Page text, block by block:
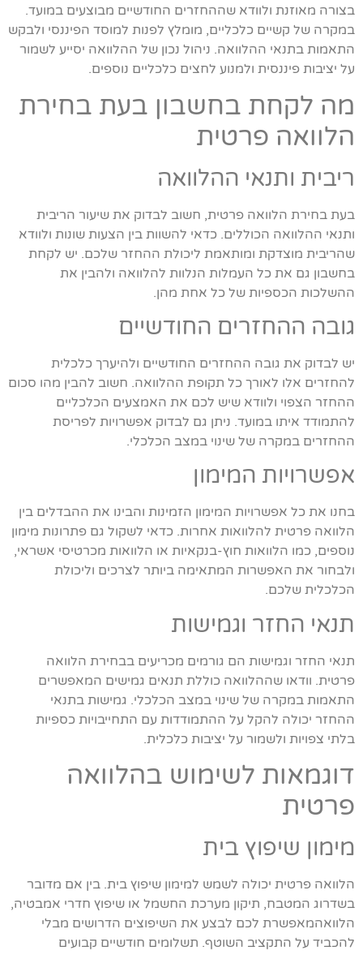
בצורה מאוזנת ולוודא שההחזרים החודשיים מבוצעים במועד.
במקרה של קשיים כלכליים, מומלץ לפנות למוסד הפיננסי ולבקש
התאמות בתנאי ההלוואה. ניהול נכון של ההלוואה יסייע לשמור
על יציבות פיננסית ולמנוע לחצים כלכליים נוספים.
מה לקחת בחשבון בעת בחירת
הלוואה פרטית
ריבית ותנאי ההלוואה
בעת בחירת הלוואה פרטית, חשוב לבדוק את שיעור הריבית
ותנאי ההלוואה הכוללים. כדאי להשוות בין הצעות שונות ולוודא
שהריבית מוצדקת ומותאמת ליכולת ההחזר שלכם. יש לקחת
בחשבון גם את כל העמלות הנלוות להלוואה ולהבין את
ההשלכות הכספיות של כל אחת מהן.
גובה ההחזרים החודשיים
יש לבדוק את גובה ההחזרים החודשיים ולהיערך כלכלית
להחזרים אלו לאורך כל תקופת ההלוואה. חשוב להבין מהו סכום
ההחזר הצפוי ולוודא שיש לכם את האמצעים הכלכליים
להתמודד איתו במועד. ניתן גם לבדוק אפשרויות לפריסת
ההחזרים במקרה של שינוי במצב הכלכלי.
אפשרויות המימון
בחנו את כל אפשרויות המימון הזמינות והבינו את ההבדלים בין
הלוואה פרטית להלוואות אחרות. כדאי לשקול גם פתרונות מימון
נוספים, כמו הלוואות חוץ-בנקאיות או הלוואות מכרטיסי אשראי,
ולבחור את האפשרות המתאימה ביותר לצרכים וליכולת
הכלכלית שלכם.
תנאי החזר וגמישות
תנאי החזר וגמישות הם גורמים מכריעים בבחירת הלוואה
פרטית. וודאו שההלוואה כוללת תנאים גמישים המאפשרים
התאמות במקרה של שינוי במצב הכלכלי. גמישות בתנאי
ההחזר יכולה להקל על ההתמודדות עם התחייבויות כספיות
בלתי צפויות ולשמור על יציבות כלכלית.
דוגמאות לשימוש בהלוואה
פרטית
מימון שיפוץ בית
הלוואה פרטית יכולה לשמש למימון שיפוץ בית. בין אם מדובר
בשדרוג המטבח, תיקון מערכת החשמל או שיפוץ חדרי אמבטיה,
הלוואהמאפשרת לכם לבצע את השיפוצים הדרושים מבלי
להכביד על התקציב השוטף. תשלומים חודשיים קבועים